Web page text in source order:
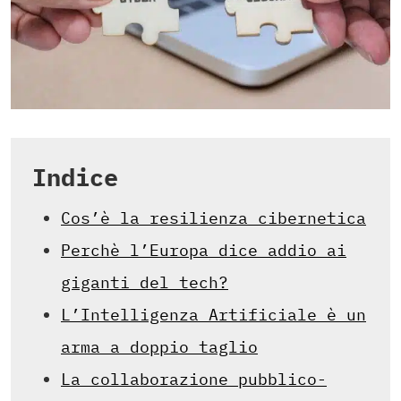
Indice
Cos’è la resilienza cibernetica
Perchè l’Europa dice addio ai
giganti del tech?
L’Intelligenza Artificiale è un
arma a doppio taglio
La collaborazione pubblico-